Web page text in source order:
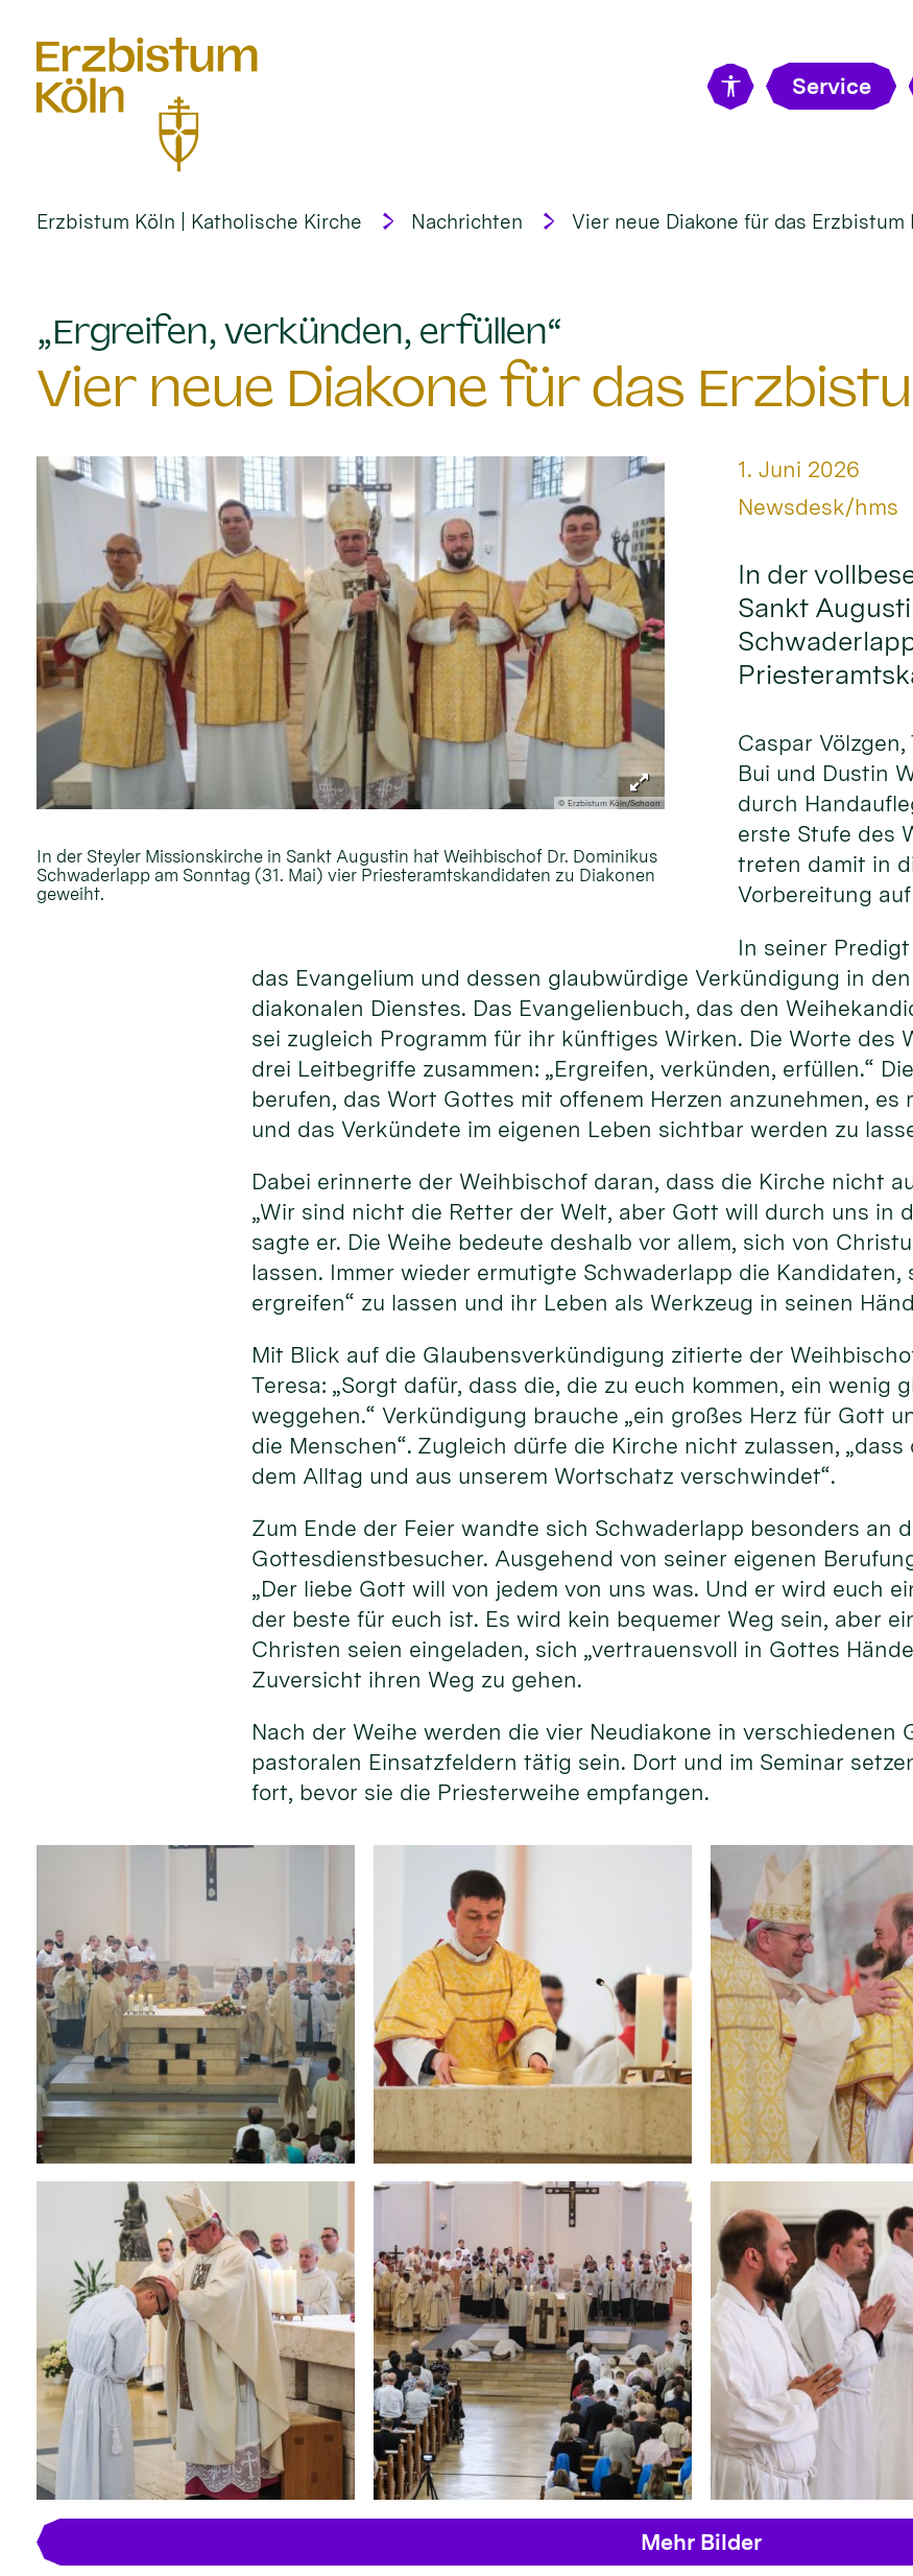
Service
Erzbistum Köln | Katholische Kirche Nachrichten Vier neue Diakone für das
„Ergreifen, verkünden, erfüllen“
Vier neue Diakone für das
© Erzbistum Köln/Schoon
In der Steyler Missionskirche in Sankt Augustin hat Weihbischof Dr. Dominikus
Schwaderlapp am Sonntag (31. Mai) vier Priesteramtskandidaten zu Diakonen
geweiht.
Datum:
1. Juni 2026
Von:
Newsdesk/hms
In der
Sankt
Caspar Völzgen,
Bui und Dustin
durch
erste Stufe des
treten damit in
Vorbereitung
In seiner
das Evangelium und dessen glaubwürdige Verkündigung in
diakonalen Dienstes. Das Evangelienbuch, das den
sei zugleich Programm für ihr künftiges Wirken. Die Worte des
drei Leitbegriffe zusammen: „Ergreifen, verkünden, erfüllen.“
berufen, das Wort Gottes mit offenem Herzen anzunehmen, es
und das Verkündete im eigenen Leben sichtbar werden zu
Dabei erinnerte der Weihbischof daran, dass die Kirche nicht
„Wir sind nicht die Retter der Welt, aber Gott will durch uns in
sagte er. Die Weihe bedeute deshalb vor allem, sich von
lassen. Immer wieder ermutigte Schwaderlapp die Kandidaten,
ergreifen“ zu lassen und ihr Leben als Werkzeug in seinen
Mit Blick auf die Glaubensverkündigung zitierte der
Teresa: „Sorgt dafür, dass die, die zu euch kommen, ein wenig
weggehen.“ Verkündigung brauche „ein großes Herz für Gott
die Menschen“. Zugleich dürfe die Kirche nicht zulassen, „dass
dem Alltag und aus unserem Wortschatz verschwindet“.
Zum Ende der Feier wandte sich Schwaderlapp besonders an
Gottesdienstbesucher. Ausgehend von seiner eigenen
„Der liebe Gott will von jedem von uns was. Und er wird euch
der beste für euch ist. Es wird kein bequemer Weg sein, aber
Christen seien eingeladen, sich „vertrauensvoll in Gottes
Zuversicht ihren Weg zu gehen.
Nach der Weihe werden die vier Neudiakone in verschiedenen
pastoralen Einsatzfeldern tätig sein. Dort und im Seminar
fort, bevor sie die Priesterweihe empfangen.
Mehr Bilder